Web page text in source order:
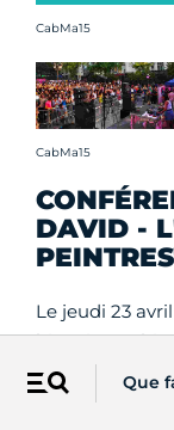
Menu Que
Crédit photo :
CabMa15
Crédit photo :
CabMa15
DAVID -
Le jeudi 23
historien et
redécouvrir le
Louis David.